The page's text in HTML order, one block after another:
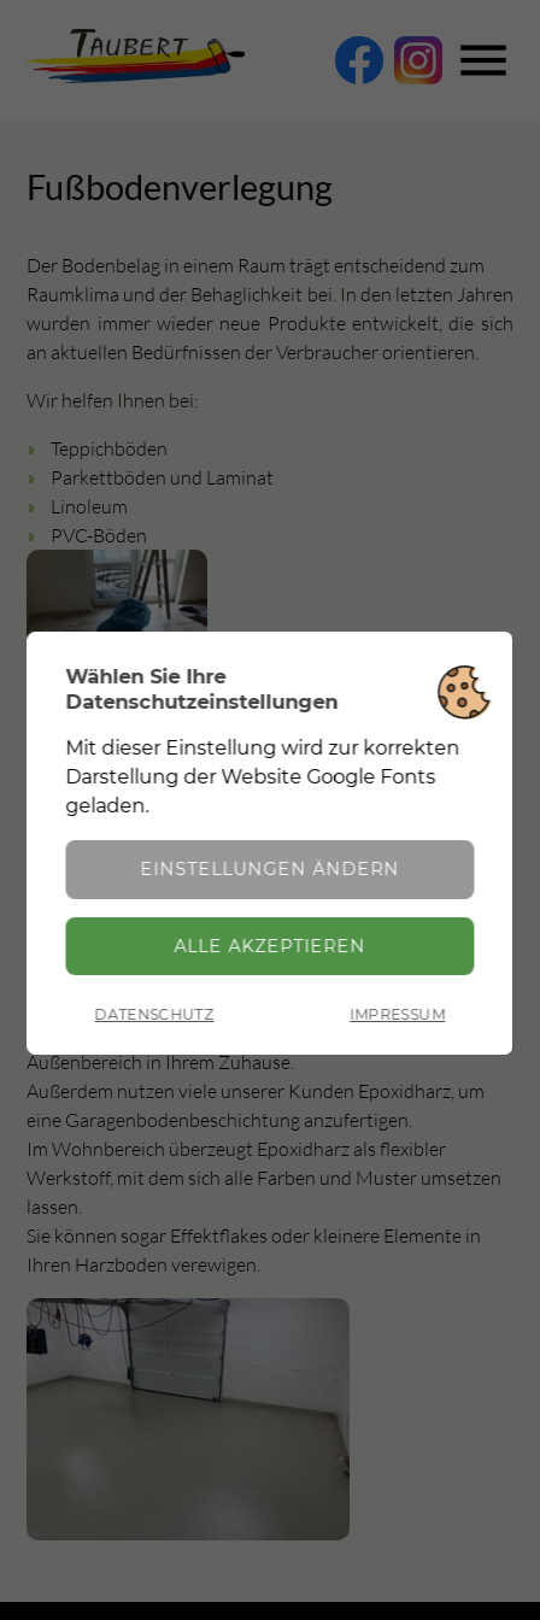
menu
Suchbegriffe
Fußbodenverlegung
Der Bodenbelag in einem Raum trägt entscheidend zum
Raumklima und der Behaglichkeit bei. In den letzten Jahren
wurden immer wieder neue Produkte entwickelt, die sich
an aktuellen Bedürfnissen der Verbraucher orientieren.
Wir helfen Ihnen bei:
Teppichböden
Parkettböden und Laminat
Linoleum
PVC-Böden
Epoxidharzbeschichtung
In der Industrie und im Privathaushalt werden Harzböden
Sie bestechen durch ihre hochglänze Optik, sind einfach zu
reinigen und extrem resistent gegen Belastungen aller Art.
Außenbereich in Ihrem Zuhause.
Außerdem nutzen viele unserer Kunden Epoxidharz, um
eine Garagenbodenbeschichtung anzufertigen.
Im Wohnbereich überzeugt Epoxidharz als flexibler
Werkstoff, mit dem sich alle Farben und Muster umsetzen
lassen.
Sie können sogar Effektflakes oder kleinere Elemente in
Ihren Harzboden verewigen.
Wählen Sie Ihre
Datenschutzeinstellungen
Notwendig Mit dieser Einstellung wird zur
korrekten Darstellung der Website Google
Mit dieser Einstellung wird zur korrekten
Darstellung der Website Google Fonts
geladen.
EINSTELLUNGEN ÄNDERN
DATENSCHUTZ IMPRESSUM